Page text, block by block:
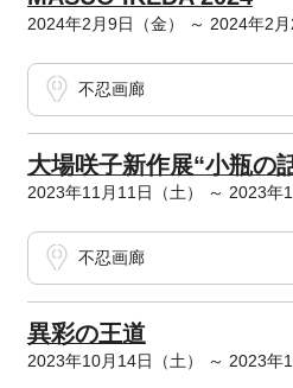
2024年2月9日（金） ～ 2024年2月
不忍画廊
大場咲子新作展“小瓶の
2023年11月11日（土） ～ 2023年
不忍画廊
異彩の王道
2023年10月14日（土） ～ 2023年